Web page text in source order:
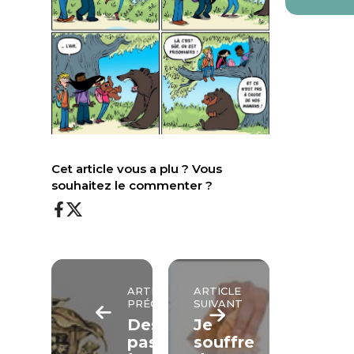
Cet article vous a plu ? Vous
souhaitez le commenter ?
ARTICLE
PRÉCÉDENT
Des
pasteurs
ARTICLE
SUIVANT
Je
souffre